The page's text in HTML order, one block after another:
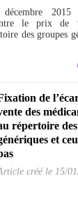
le prix de
des groupes
de
des
répertoire
et
créé le 15/